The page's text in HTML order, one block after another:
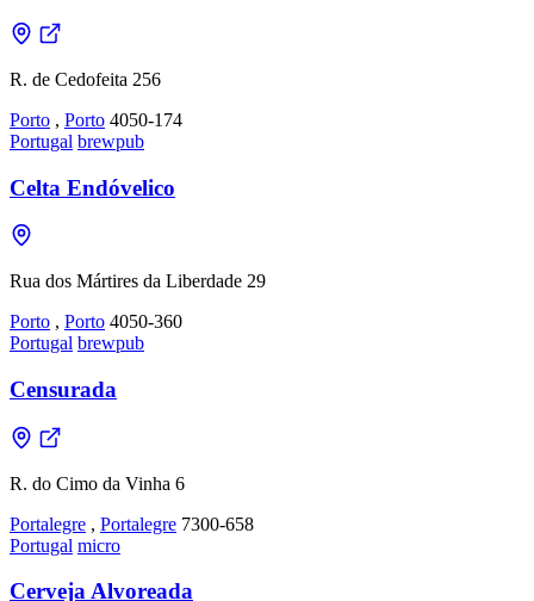
R. de Cedofeita 256
Porto , Porto 4050-174
Portugal brewpub
Celta Endóvelico
Rua dos Mártires da Liberdade 29
Porto , Porto 4050-360
Portugal brewpub
Censurada
R. do Cimo da Vinha 6
Portalegre , Portalegre 7300-658
Portugal micro
Cerveja Alvoreada